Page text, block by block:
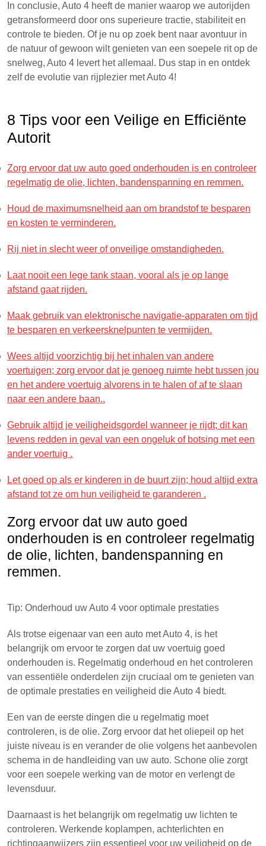
In conclusie, Auto 4 heeft de manier waarop we autorijden
getransformeerd door ons superieure tractie, stabiliteit en
controle te bieden. Of je nu op zoek bent naar avontuur in
de natuur of gewoon wilt genieten van een soepele rit op de
snelweg, Auto 4 levert het allemaal. Dus stap in en ontdek
zelf de evolutie van rijplezier met Auto 4!
8 Tips voor een Veilige en Efficiënte
Autorit
Zorg ervoor dat uw auto goed onderhouden is en controleer
regelmatig de olie, lichten, bandenspanning en remmen.
Houd de maximumsnelheid aan om brandstof te besparen
en kosten te verminderen.
Rij niet in slecht weer of onveilige omstandigheden.
Laat nooit een lege tank staan, vooral als je op lange
afstand gaat rijden.
Maak gebruik van elektronische navigatie-apparaten om tijd
te besparen en verkeersknelpunten te vermijden.
Wees altijd voorzichtig bij het inhalen van andere
voertuigen; zorg ervoor dat je genoeg ruimte hebt tussen jou
en het andere voertuig alvorens in te halen of af te slaan
naar een andere baan..
Gebruik altijd je veiligheidsgordel wanneer je rijdt; dit kan
levens redden in geval van een ongeluk of botsing met een
ander voertuig .
Let goed op als er kinderen in de buurt zijn; houd altijd extra
afstand tot ze om hun veiligheid te garanderen .
Zorg ervoor dat uw auto goed
onderhouden is en controleer regelmatig
de olie, lichten, bandenspanning en
remmen.
Tip: Onderhoud uw Auto 4 voor optimale prestaties
Als trotse eigenaar van een auto met Auto 4, is het
belangrijk om ervoor te zorgen dat uw voertuig goed
onderhouden is. Regelmatig onderhoud en het controleren
van essentiële onderdelen zijn cruciaal om te genieten van
de optimale prestaties en veiligheid die Auto 4 biedt.
Een van de eerste dingen die u regelmatig moet
controleren, is de olie. Zorg ervoor dat het oliepeil op het
juiste niveau is en verander de olie volgens het aanbevolen
schema in de handleiding van uw auto. Schone olie zorgt
voor een soepele werking van de motor en verlengt de
levensduur.
Daarnaast is het belangrijk om regelmatig uw lichten te
controleren. Werkende koplampen, achterlichten en
richtingaanwijzers zijn essentieel voor uw veiligheid op de